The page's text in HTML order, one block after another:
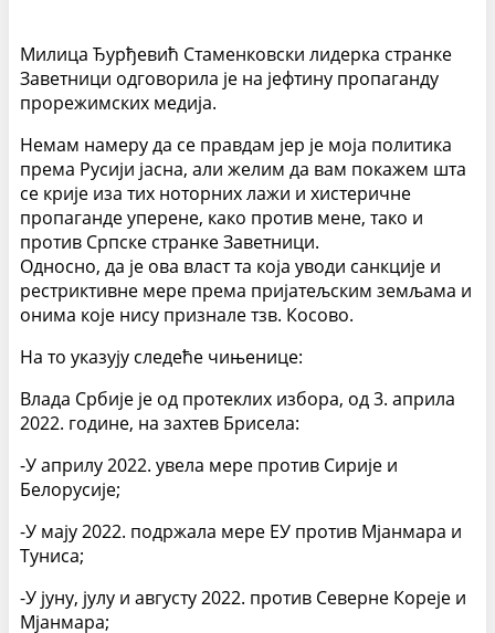
Милица Ђурђевић Стаменковски лидерка странке
Заветници одговорила је на јефтину пропаганду
прорежимских медија.
Немам намеру да се правдам јер је моја политика
према Русији јасна, али желим да вам покажем шта
се крије иза тих ноторних лажи и хистеричне
пропаганде уперене, како против мене, тако и
против Српске странке Заветници.
Односно, да је ова власт та која уводи санкције и
рестриктивне мере према пријатељским земљама и
онима које нису признале тзв. Косово.
На то указују следеће чињенице:
Влада Србије је од протеклих избора, од 3. априла
2022. године, на захтев Брисела:
-У априлу 2022. увела мере против Сирије и
Белорусије;
-У мају 2022. подржала мере ЕУ против Мјанмара и
Туниса;
-У јуну, јулу и августу 2022. против Северне Кореје и
Мјанмара;